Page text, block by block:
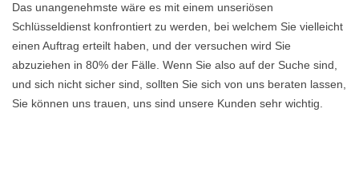
Das unangenehmste wäre es mit einem unseriösen
Schlüsseldienst konfrontiert zu werden, bei welchem Sie vielleicht
einen Auftrag erteilt haben, und der versuchen wird Sie
abzuziehen in 80% der Fälle. Wenn Sie also auf der Suche sind,
und sich nicht sicher sind, sollten Sie sich von uns beraten lassen,
Sie können uns trauen, uns sind unsere Kunden sehr wichtig.